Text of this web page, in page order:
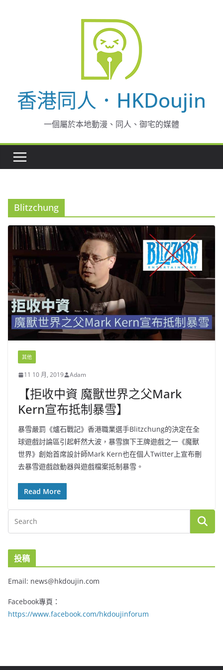
香港同人．HKDoujin
一個屬於本地動漫、同人、御宅的媒體
Blitzchung
其他
11 10 月, 2019 Adam
【拒收中資 魔獸世界之父Mark
Kern宣布抵制暴雪】
暴雪嚴罰《爐石戰記》香港職業選手Blitzchung的決定在全
球遊戲討論區引起軒然大波，暴雪旗下王牌遊戲之一《魔獸
世界》創始首席設計師Mark Kern也在個人Twitter上宣布刪
去暴雪遊戲啟動器與遊戲檔案抵制暴雪。
Read More
投稿
Email: news@hkdoujin.com
Facebook專頁：
https://www.facebook.com/hkdoujinforum